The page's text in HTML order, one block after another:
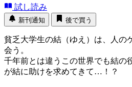
試し読み
新刊通知 後で買う
貧乏大学生の結（ゆえ）は、人の
会う。
千年前とは違うこの世界でも結の
が結に助けを求めてきて…！？